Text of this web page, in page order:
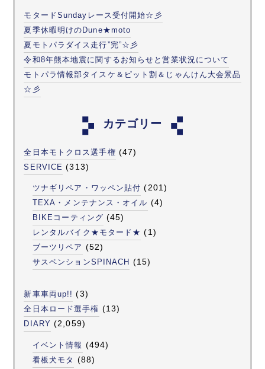
モタードSundayレース受付開始☆彡
夏季休暇明けのDune★moto
夏モトパラダイス走行”完”☆彡
令和8年熊本地震に関するお知らせと営業状況について
モトパラ情報部タイスケ＆ピット割＆じゃんけん大会景品
☆彡
カテゴリー
全日本モトクロス選手権 (47)
SERVICE (313)
ツナギリペア・ワッペン貼付 (201)
TEXA・メンテナンス・オイル (4)
BIKEコーティング (45)
レンタルバイク★モタード★ (1)
ブーツリペア (52)
サスペンションSPINACH (15)
新車車両up!! (3)
全日本ロード選手権 (13)
DIARY (2,059)
イベント情報 (494)
看板犬モタ (88)